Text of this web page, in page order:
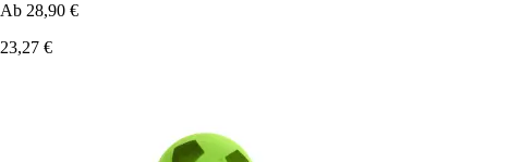
Ab 28,90 €
23,27 €